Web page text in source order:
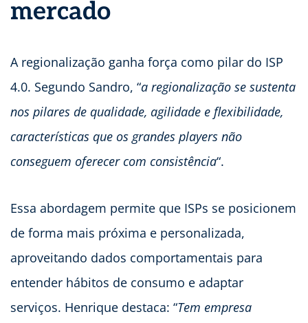
mercado
A regionalização ganha força como pilar do ISP
4.0. Segundo Sandro, “a regionalização se sustenta
nos pilares de qualidade, agilidade e flexibilidade,
características que os grandes players não
conseguem oferecer com consistência“.
Essa abordagem permite que ISPs se posicionem
de forma mais próxima e personalizada,
aproveitando dados comportamentais para
entender hábitos de consumo e adaptar
serviços. Henrique destaca: “Tem empresa